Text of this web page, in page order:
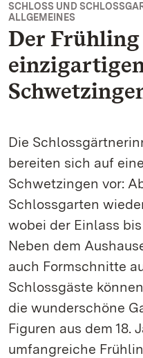
SCHLOSS UND
ALLGEMEINES
Der
Die
bereiten sich auf
Schwetzingen vor:
Schlossgarten
wobei der Einlass
Neben dem
auch Formschnitte
Schlossgäste
die wunderschöne
Figuren aus dem 18.
umfangreiche